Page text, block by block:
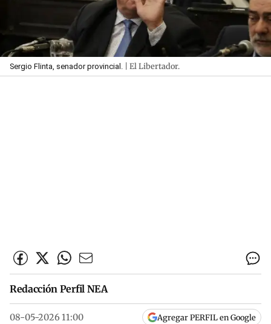
Sergio Flinta, senador provincial. | El Libertador.
Redacción Perfil NEA
08-05-2026 11:00 Agregar PERFIL en Google